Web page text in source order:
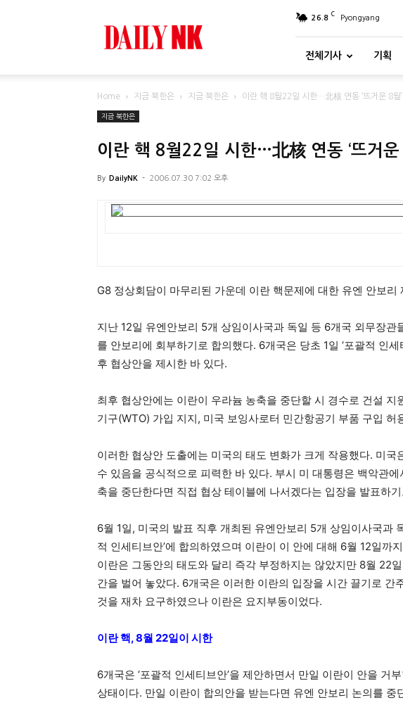
26.8 C Pyongyang
전체기사 기획
Home 지금 북한은 지금 북한은 이란 핵 8월22일 시한…北核 연동 ‘뜨거운 8월
지금 북한은
이란 핵 8월22일 시한…北核 연동 ‘뜨거운
By DailyNK - 2006.07.30 7:02 오후
G8 정상회담이 마무리된 가운데 이란 핵문제에 대한 유엔 안보
지난 12일 유엔안보리 5개 상임이사국과 독일 등 6개국 외무장관
를 안보리에 회부하기로 합의했다. 6개국은 당초 1일 ‘포괄적 인
후 협상안을 제시한 바 있다.
최후 협상안에는 이란이 우라늄 농축을 중단할 시 경수로 건설 지
기구(WTO) 가입 지지, 미국 보잉사로터 민간항공기 부품 구입 허
이러한 협상안 도출에는 미국의 태도 변화가 크게 작용했다. 미국
수 있음을 공식적으로 피력한 바 있다. 부시 미 대통령은 백악관
축을 중단한다면 직접 협상 테이블에 나서겠다는 입장을 발표하
6월 1일, 미국의 발표 직후 개최된 유엔안보리 5개 상임이사국과
적 인세티브안’에 합의하였으며 이란이 이 안에 대해 6월 12일까
이란은 그동안의 태도와 달리 즉각 부정하지는 않았지만 8월 22
간을 벌어 놓았다. 6개국은 이러한 이란의 입장을 시간 끌기로 간
것을 재차 요구하였으나 이란은 요지부동이었다.
이란 핵, 8월 22일이 시한
6개국은 ‘포괄적 인세티브안’을 제안하면서 만일 이란이 안을 거
상태이다. 만일 이란이 합의안을 받는다면 유엔 안보리 논의를 중